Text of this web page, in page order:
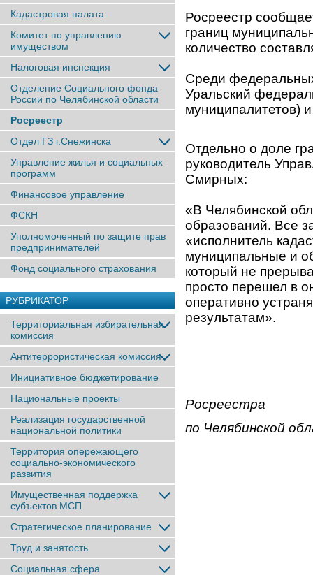
Кадастровая палата
Комитет по управлению
имуществом
Налоговая инспекция
Отделение Социального фонда
России по Челябинской области
Росреестр
Отдел ГЗ г.Снежинска
Управление жилья и социальных
программ
Финансовое управление
ФСКН
Уполномоченный по защите прав
предпринимателей
Фонд социального страхования
РУБРИКАТОР
Территориальная избирательная
комиссия
Антитеррористическая комиссия
Инициативное бюджетирование
Национальные проекты
Реализация государственной
национальной политики
Территория опережающего
социально-экономического
развития
Имущественная поддержка
субъектов МСП
Стратегическое планирование
Труд и занятость
Социальная сфера
Росреестр
границ
количество
Среди
Уральский
муниципалитетов)
Отдельно о доле
руководитель
Смирных:
«В Челябинской
образований. Все
«исполнитель
муниципальные и
который не
просто перешел в
оперативно
результатам».
Росреестра
по Челябинской